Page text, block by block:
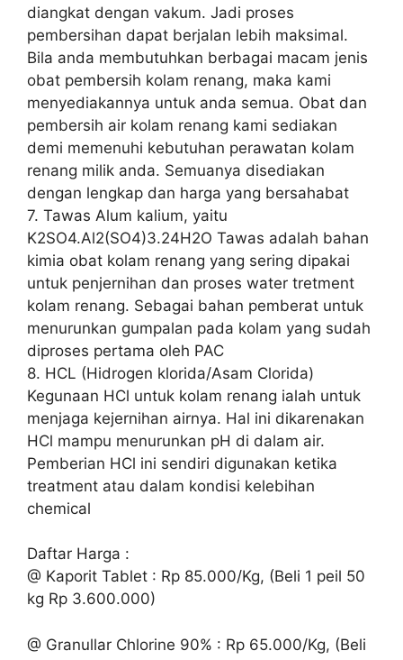
diangkat dengan vakum. Jadi proses
pembersihan dapat berjalan lebih maksimal.
Bila anda membutuhkan berbagai macam jenis
obat pembersih kolam renang, maka kami
menyediakannya untuk anda semua. Obat dan
pembersih air kolam renang kami sediakan
demi memenuhi kebutuhan perawatan kolam
renang milik anda. Semuanya disediakan
dengan lengkap dan harga yang bersahabat
7. Tawas Alum kalium, yaitu
K2SO4.Al2(SO4)3.24H2O Tawas adalah bahan
kimia obat kolam renang yang sering dipakai
untuk penjernihan dan proses water tretment
kolam renang. Sebagai bahan pemberat untuk
menurunkan gumpalan pada kolam yang sudah
diproses pertama oleh PAC
8. HCL (Hidrogen klorida/Asam Clorida)
Kegunaan HCl untuk kolam renang ialah untuk
menjaga kejernihan airnya. Hal ini dikarenakan
HCl mampu menurunkan pH di dalam air.
Pemberian HCl ini sendiri digunakan ketika
treatment atau dalam kondisi kelebihan
chemical
Daftar Harga :
@ Kaporit Tablet : Rp 85.000/Kg, (Beli 1 peil 50
kg Rp 3.600.000)
@ Granullar Chlorine 90% : Rp 65.000/Kg, (Beli